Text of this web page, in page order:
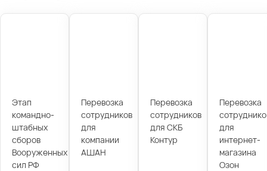
Этап
командно-
штабных
сборов
Вооруженных
сил РФ
Перевозка
сотрудников
для
компании
АШАН
Перевозка
сотрудников
для СКБ
Контур
Перевозка
для
интернет-
магазина
Озон